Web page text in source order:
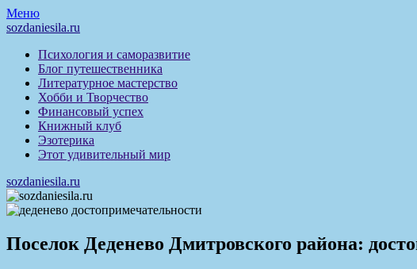
Перейти
к
Меню
sozdaniesila.ru
Психология и саморазвитие
Блог путешественника
Литературное мастерство
Хобби и Творчество
Финансовый успех
Книжный клуб
Эзотерика
Этот удивительный мир
sozdaniesila.ru
Поселок Деденево Дмитровского района: